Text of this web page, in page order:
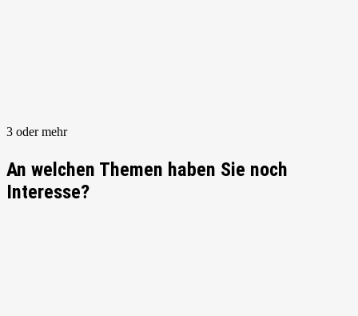
3 oder mehr
An welchen Themen haben Sie noch
Interesse?